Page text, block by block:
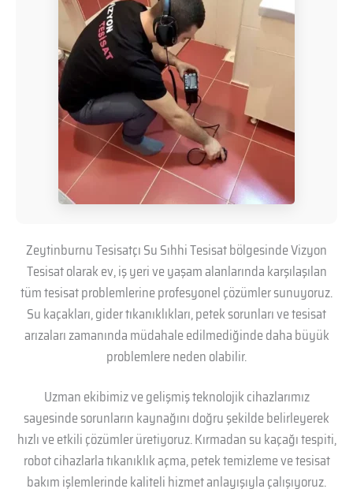
Zeytinburnu Tesisatçı Su Sıhhi Tesisat bölgesinde Vizyon
Tesisat olarak ev, iş yeri ve yaşam alanlarında karşılaşılan
tüm tesisat problemlerine profesyonel çözümler sunuyoruz.
Su kaçakları, gider tıkanıklıkları, petek sorunları ve tesisat
arızaları zamanında müdahale edilmediğinde daha büyük
problemlere neden olabilir.
Uzman ekibimiz ve gelişmiş teknolojik cihazlarımız
sayesinde sorunların kaynağını doğru şekilde belirleyerek
hızlı ve etkili çözümler üretiyoruz. Kırmadan su kaçağı tespiti,
robot cihazlarla tıkanıklık açma, petek temizleme ve tesisat
bakım işlemlerinde kaliteli hizmet anlayışıyla çalışıyoruz.